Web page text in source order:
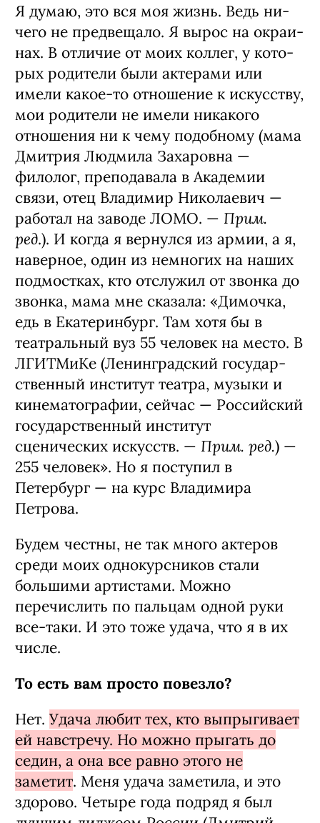
Я думаю, это вся моя жизнь. Ведь ни­
чего не предвещало. Я вырос на окраи­
нах. В отличие от моих коллег, у кото­
рых родители были актерами или
имели какое-то отношение к искусству,
мои ро­дители не имели никакого
отношения ни к чему подобному (мама
Дмитрия Люд­мила Захаровна —
филолог, преподавала в Академии
связи, отец Владимир Нико­лаевич —
работал на заводе ЛОМО. — Прим.
ред.). И когда я вернулся из армии, а я,
наверное, один из немногих на на­ших
подмостках, кто отслужил от звон­ка до
звонка, мама мне сказала: «Ди­мочка,
едь в Екатеринбург. Там хотя бы в
театральный вуз 55 человек на место. В
ЛГИТМиКе (Ленинградский государ­
ственный институт театра, музыки и
ки­нематографии, сейчас — Российский
го­сударственный институт
сценических искусств. — Прим. ред.) —
255 человек». Но я поступил в
Петербург — на курс Владимира
Петрова.
Будем честны, не так много актеров
сре­ди моих однокурсников стали
большими артистами. Можно
перечислить по пальцам одной руки
все-таки. И это тоже удача, что я в их
числе.
То есть вам просто повезло?
Нет. Удача любит тех, кто выпрыгивает
ей навстречу. Но можно прыгать до
седин, а она все равно этого не
заметит. Меня уда­ча заметила, и это
здорово. Четыре года подряд я был